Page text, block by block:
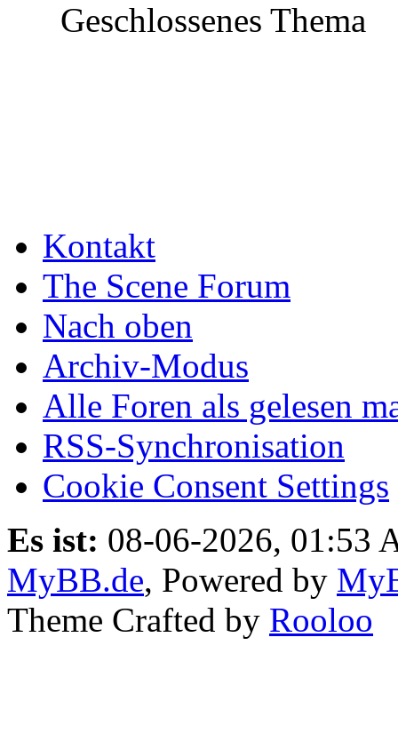
Geschlossenes Thema
Kontakt
The Scene Forum
Nach oben
Archiv-Modus
Alle Foren als gelesen
RSS-Synchronisation
Cookie Consent Settings
Es ist: 08-06-2026, 01:53
MyBB.de, Powered by
Theme Crafted by Rooloo